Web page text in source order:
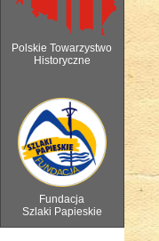
Polskie Towarzystwo
Historyczne
Fundacja
Szlaki Papieskie